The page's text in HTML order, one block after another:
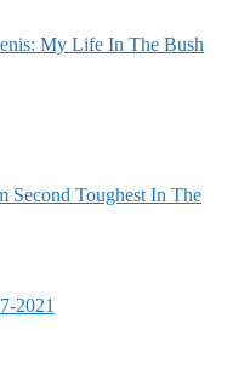
My Life In The Bush
Second Toughest In The
2021